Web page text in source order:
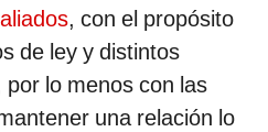
, con el propósito
de ley y distintos
lo menos con las
una relación lo